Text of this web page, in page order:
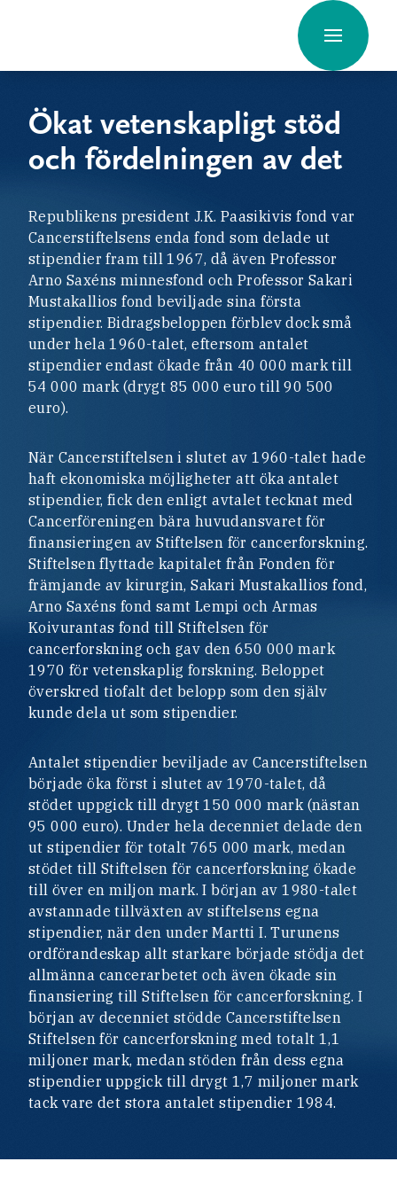
Ökat vetenskapligt stöd
och fördelningen av det
Republikens president J.K. Paasikivis fond var
Cancerstiftelsens enda fond som delade ut
stipendier fram till 1967, då även Professor
Arno Saxéns minnesfond och Professor Sakari
Mustakallios fond beviljade sina första
stipendier. Bidragsbeloppen förblev dock små
under hela 1960-talet, eftersom antalet
stipendier endast ökade från 40 000 mark till
54 000 mark (drygt 85 000 euro till 90 500
euro).
När Cancerstiftelsen i slutet av 1960-talet hade
haft ekonomiska möjligheter att öka antalet
stipendier, fick den enligt avtalet tecknat med
Cancerföreningen bära huvudansvaret för
finansieringen av Stiftelsen för cancerforskning.
Stiftelsen flyttade kapitalet från Fonden för
främjande av kirurgin, Sakari Mustakallios fond,
Arno Saxéns fond samt Lempi och Armas
Koivurantas fond till Stiftelsen för
cancerforskning och gav den 650 000 mark
1970 för vetenskaplig forskning. Beloppet
överskred tiofalt det belopp som den själv
kunde dela ut som stipendier.
Antalet stipendier beviljade av Cancerstiftelsen
började öka först i slutet av 1970-talet, då
stödet uppgick till drygt 150 000 mark (nästan
95 000 euro). Under hela decenniet delade den
ut stipendier för totalt 765 000 mark, medan
stödet till Stiftelsen för cancerforskning ökade
till över en miljon mark. I början av 1980-talet
avstannade tillväxten av stiftelsens egna
stipendier, när den under Martti I. Turunens
ordförandeskap allt starkare började stödja det
allmänna cancerarbetet och även ökade sin
finansiering till Stiftelsen för cancerforskning. I
början av decenniet stödde Cancerstiftelsen
Stiftelsen för cancerforskning med totalt 1,1
miljoner mark, medan stöden från dess egna
stipendier uppgick till drygt 1,7 miljoner mark
tack vare det stora antalet stipendier 1984.